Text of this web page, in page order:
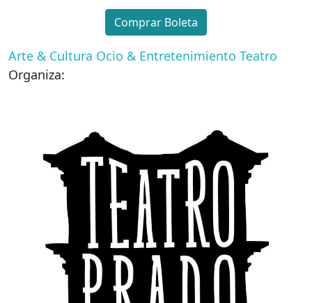
Comprar Boleta
Arte & Cultura Ocio & Entretenimiento Teatro
Organiza: